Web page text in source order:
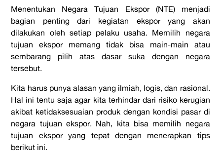
Menentukan Negara Tujuan Ekspor (NTE) menjadi
bagian penting dari kegiatan ekspor yang akan
dilakukan oleh setiap pelaku usaha. Memilih negara
tujuan ekspor memang tidak bisa main-main atau
sembarang pilih atas dasar suka dengan negara
tersebut.
Kita harus punya alasan yang ilmiah, logis, dan rasional.
Hal ini tentu saja agar kita terhindar dari risiko kerugian
akibat ketidaksesuaian produk dengan kondisi pasar di
negara tujuan ekspor. Nah, kita bisa memilih negara
tujuan ekspor yang tepat dengan menerapkan tips
berikut ini.